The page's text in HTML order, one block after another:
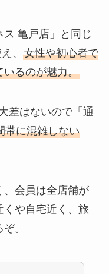
亀戸店」と同じ
、 女性や初心者で
いるのが魅力。
差はないので「通
帯に混雑しない
、会員は全店舗が
くや自宅近く、旅
。